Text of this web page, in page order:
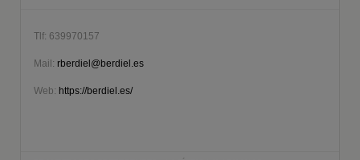
Tlf: 639970157
Mail:rberdiel@berdiel.es
Web: https://berdiel.es/